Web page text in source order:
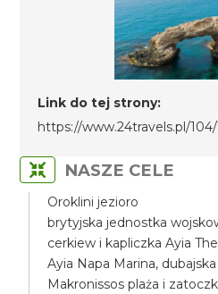
Link do tej strony:
https://www.24travels.pl/104/
NASZE CELE
Oroklini jezioro
brytyjska jednostka
cerkiew i kapliczka Ayia
Ayia Napa Marina,
Makronissos plaża i